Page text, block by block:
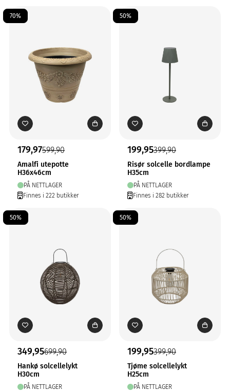
70%
179,97599,90
Amalfi utepotte
H36x46cm
PÅ NETTLAGER
Finnes i 222 butikker
50%
199,95399,90
Risør solcelle bordlampe
H35cm
PÅ NETTLAGER
Finnes i 282 butikker
50%
349,95699,90
Hankø solcellelykt
H30cm
PÅ NETTLAGER
50%
199,95399,90
Tjøme solcellelykt
H25cm
PÅ NETTLAGER